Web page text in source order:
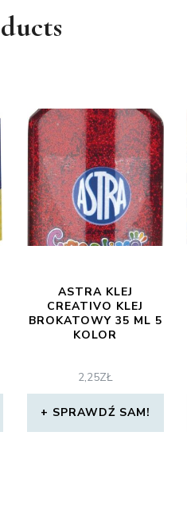
ASTRA KLEJ
CREATIVO KLEJ
BROKATOWY 35 ML 5
KOLOR
2,25ZŁ
SPRAWDŹ SAM!